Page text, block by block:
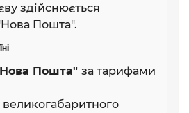
здійснюється
Пошта".
Пошта" за тарифами